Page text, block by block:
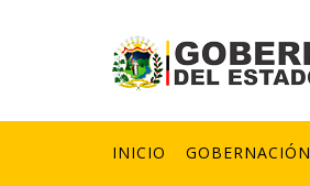
INICIO GOBERNACIÓN